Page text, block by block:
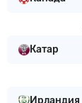
Катар